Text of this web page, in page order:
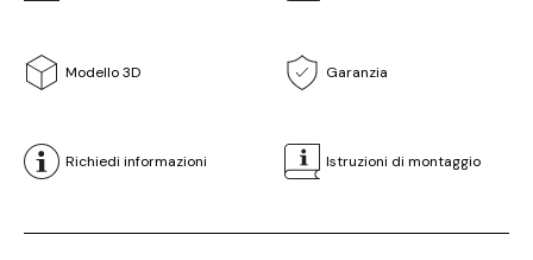
Modello 3D Garanzia
Richiedi informazioni Istruzioni di montaggio